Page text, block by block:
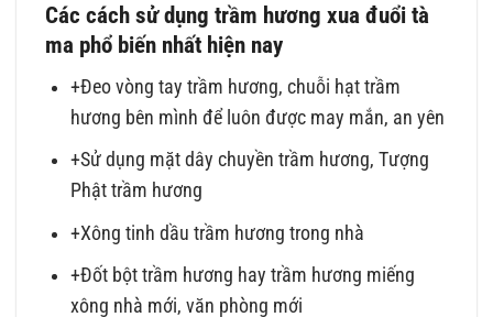
Các cách sử dụng trầm hương xua đuổi tà
ma phổ biến nhất hiện nay
+Đeo vòng tay trầm hương, chuỗi hạt trầm
hương bên mình để luôn được may mắn, an yên
+Sử dụng mặt dây chuyền trầm hương, Tượng
Phật trầm hương
+Xông tinh dầu trầm hương trong nhà
+Đốt bột trầm hương hay trầm hương miếng
xông nhà mới, văn phòng mới